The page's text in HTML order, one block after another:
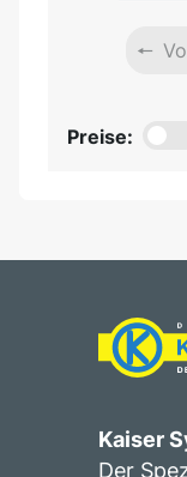
Preise:
Kaiser
Der